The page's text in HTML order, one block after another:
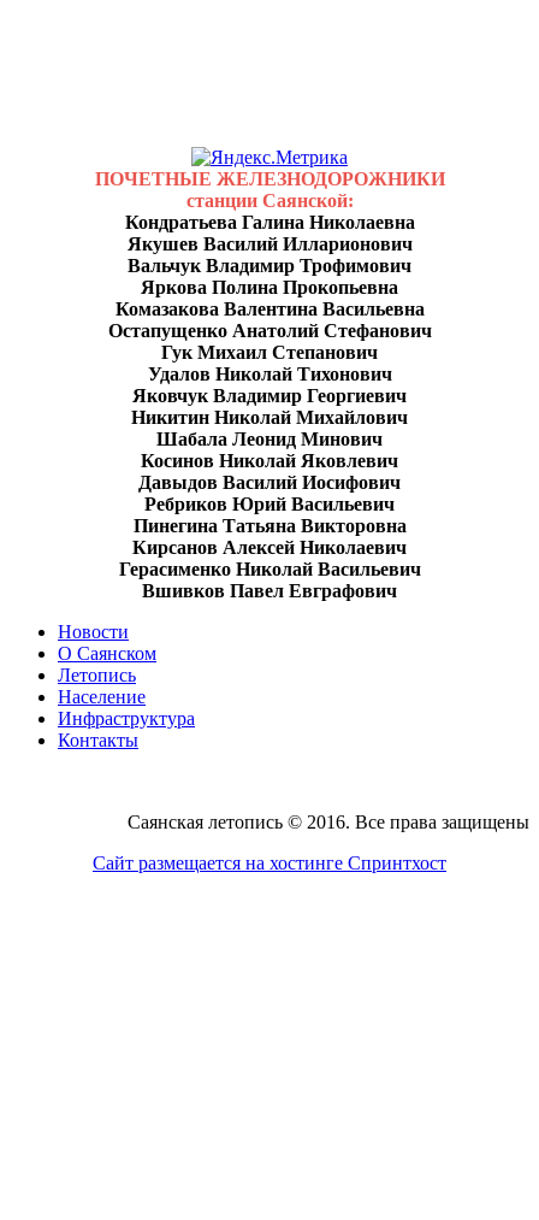
ПОЧЕТНЫЕ ЖЕЛЕЗНОДОРОЖНИКИ
станции Саянской:
Кондратьева Галина Николаевна
Якушев Василий Илларионович
Вальчук Владимир Трофимович
Яркова Полина Прокопьевна
Комазакова Валентина Васильевна
Остапущенко Анатолий Стефанович
Гук Михаил Степанович
Удалов Николай Тихонович
Яковчук Владимир Георгиевич
Никитин Николай Михайлович
Шабала Леонид Минович
Косинов Николай Яковлевич
Давыдов Василий Иосифович
Ребриков Юрий Васильевич
Пинегина Татьяна Викторовна
Кирсанов Алексей Николаевич
Герасименко Николай Васильевич
Вшивков Павел Евграфович
Новости
О Саянском
Летопись
Население
Инфраструктура
Контакты
Саянская летопись © 2016. Все права защищены
Сайт размещается на хостинге Спринтхост